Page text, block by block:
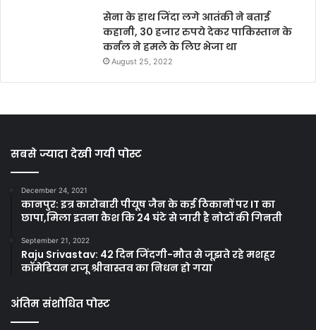
सेना के हाथ जिंदा लगे आतंकी ने बताई
कहानी, 30 हजार रुपये देकर पाकिस्तान के
कर्नल ने हमले के लिए भेजा था
August 25, 2022
सबसे ज्यादा देखी गयी पोस्ट
December 24, 2021
कानपुर: इत्र कारोबारी पीयूष जैन के कई ठिकानों पर IT का
छापा,मिला इतना कैश कि 24 घंटे से जारी है नोटों की गिनती
September 21, 2022
Raju Srivastav: 42 दिन जिंदगी-मौत से जूझते रहे मशहूर
कॉमेडियन राजू श्रीवास्तव का निधन हो गया
अंतिम संशोधित पोस्ट